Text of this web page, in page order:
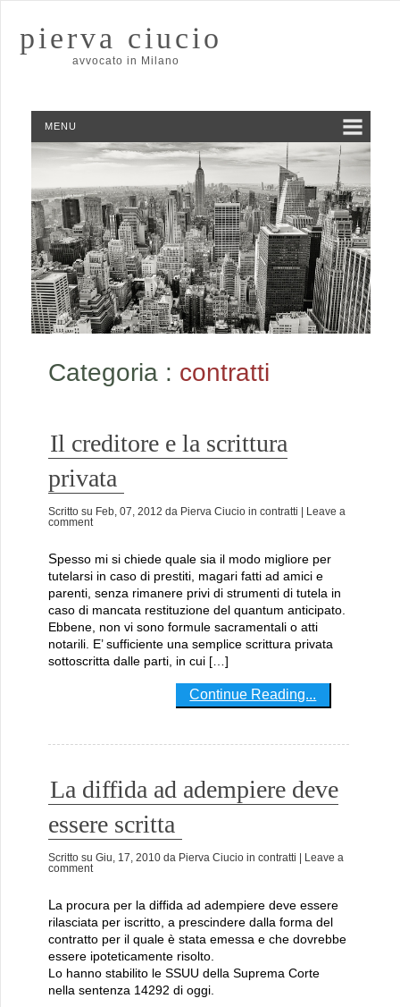
pierva ciucio
avvocato in Milano
MENU
Categoria : contratti
Il creditore e la scrittura
privata
Scritto su Feb, 07, 2012 da Pierva Ciucio in contratti
| Leave a
comment
Spesso mi si chiede quale sia il modo migliore per
tutelarsi in caso di prestiti, magari fatti ad amici e
parenti, senza rimanere privi di strumenti di tutela in
caso di mancata restituzione del quantum anticipato.
Ebbene, non vi sono formule sacramentali o atti
notarili. E’ sufficiente una semplice scrittura privata
sottoscritta dalle parti, in cui […]
Continue Reading...
La diffida ad adempiere deve
essere scritta
Scritto su Giu, 17, 2010 da Pierva Ciucio in contratti
| Leave a
comment
La procura per la diffida ad adempiere deve essere
rilasciata per iscritto, a prescindere dalla forma del
contratto per il quale è stata emessa e che dovrebbe
essere ipoteticamente risolto.
Lo hanno stabilito le SSUU della Suprema Corte
nella sentenza 14292 di oggi.